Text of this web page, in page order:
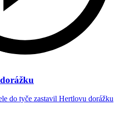
do tyče zastavil Hertlovu dorážku